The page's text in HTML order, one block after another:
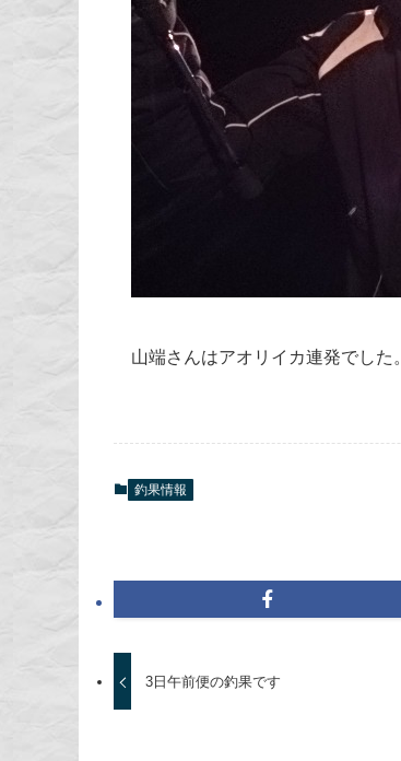
山端さんはアオリイカ連発でした。
釣果情報
3日午前便の釣果です